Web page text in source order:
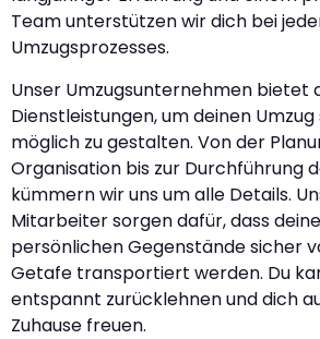
Team unterstützen wir dich bei
Umzugsprozesses.
Unser Umzugsunternehmen bietet
Dienstleistungen, um deinen
möglich zu gestalten. Von der
Organisation bis zur Durchführung
kümmern wir uns um alle Details.
Mitarbeiter sorgen dafür, dass
persönlichen Gegenstände sicher
Getafe transportiert werden. Du
entspannt zurücklehnen und dich
Zuhause freuen.